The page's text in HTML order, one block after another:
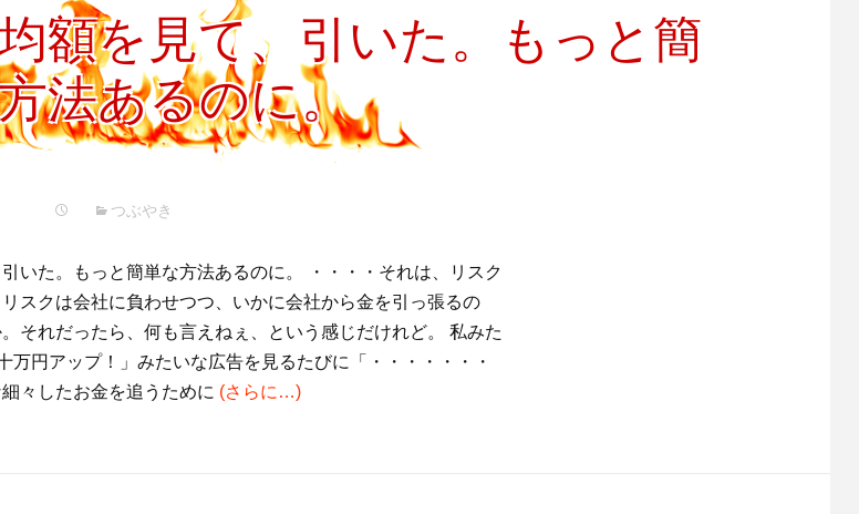
額を見て、引いた。もっと簡
法あるのに。
つぶやき
いた。もっと簡単な方法あるのに。 ・・・・それは、リスク
スクは会社に負わせつつ、いかに会社から金を引っ張るの
それだったら、何も言えねぇ、という感じだけれど。 私みた
万円アップ！」みたいな広告を見るたびに「・・・・・・・
々したお金を追うために (さらに…)